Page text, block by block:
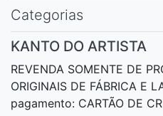
Categorias
KANTO DO ARTISTA
REVENDA SOMENTE DE
ORIGINAIS DE FÁBRICA E
pagamento: CARTÃO DE